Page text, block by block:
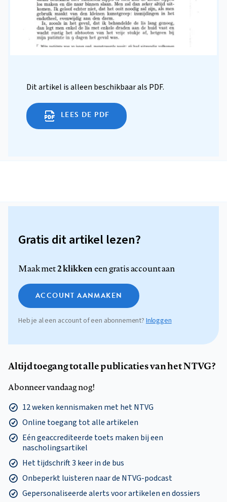
Dit artikel is alleen beschikbaar als PDF.
LEES DE PDF
Gratis dit artikel lezen?
Maak met2 klikkeneen gratis account aan
ACCOUNT AANMAKEN
Heb je al een account of een abonnement? Inloggen
Altijd toegang tot alle publicaties van het NTVG?
Abonneer vandaag nog!
12 weken kennismaken met het NTVG
Online toegang tot alle artikelen
Eén geaccrediteerde toets maken bij een
nascholingsartikel
Het tijdschrift 3 keer in de bus
Onbeperkt luisteren naar de NTVG-podcast
Gepersonaliseerde alerts voor artikelen en dossiers